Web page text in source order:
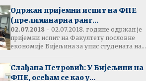
пословно
- 07.07.2026
испита:
трговина
- 07.07.2026
Одржан пријемни испит на ФПЕ
(прелиминарна ранг...
02.07.2018- 02.07.2018. године одржан је
пријемни испит на Факултету пословне
економије Бијељина за упис студената на...
Слађана Петровић: У Бијељини на
ФПЕ, осећам се као у...